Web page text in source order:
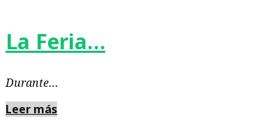
La Feria…
Durante…
Leer más